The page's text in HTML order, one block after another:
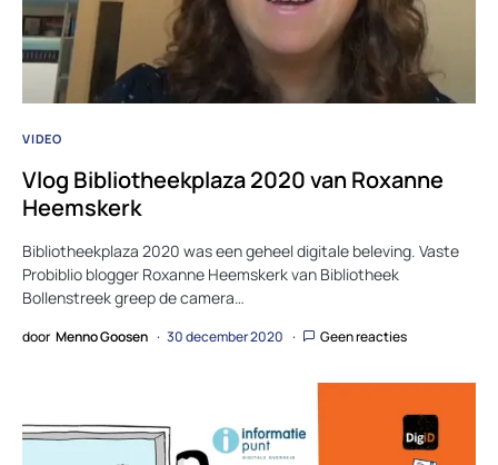
VIDEO
Vlog Bibliotheekplaza 2020 van Roxanne
Heemskerk
Bibliotheekplaza 2020 was een geheel digitale beleving. Vaste
Probiblio blogger Roxanne Heemskerk van Bibliotheek
Bollenstreek greep de camera…
door Menno Goosen 30 december 2020 Geen reacties